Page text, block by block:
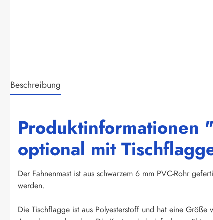
Beschreibung
Produktinformationen
optional mit
Der Fahnenmast ist aus schwarzem 6 mm PVC-Rohr
werden.
Die Tischflagge ist aus Polyesterstoff und hat eine